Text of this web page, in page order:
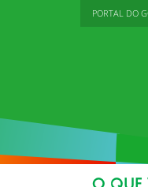
PORTAL DO